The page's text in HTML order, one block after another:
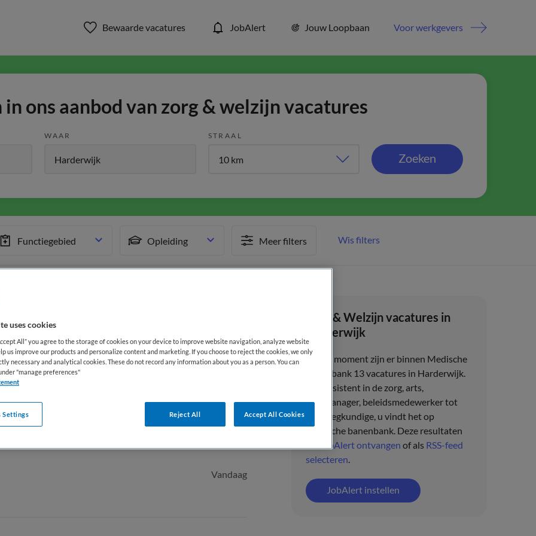
Bewaarde vacatures JobAlert Jouw Loopbaan Voor werkgevers
ons aanbod van zorg & welzijn vacatures
WAAR STRAAL
Zoeken
Functiegebied Opleiding Meer filters Wis filters
Zorg & Welzijn vacatures in
Harderwijk
Op dit moment zijn er binnen Medische
banenbank 13 vacatures in Harderwijk.
Van assistent in de zorg, arts,
zorgmanager, beleidsmedewerker tot
verpleegkundige, u vindt het op
Medische banenbank. Deze resultaten
JobAlert ontvangen of als RSS-feed
selecteren.
JobAlert instellen
Vandaag
uses cookies
All” you agree to the storage of cookies on your device to improve website navigation, analyze website
us improve our products and personalize content and marketing. If you choose to reject the cookies, we only
necessary and analytical cookies. These do not record any information about you as a person. You can
"manage preferences"
Reject All Accept All Cookies
Settings